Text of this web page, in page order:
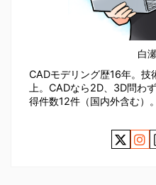
白
CADモデリング歴16年。技
上。CADなら2D、3D問わ
得件数12件（国内外含む）。